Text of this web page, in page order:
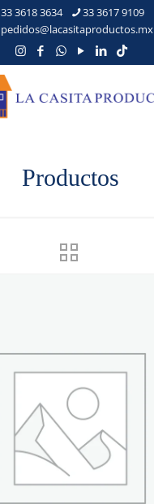
33 3618 3634
33 3617 9109
pedidos@lacasitaproductos.mx
Productos